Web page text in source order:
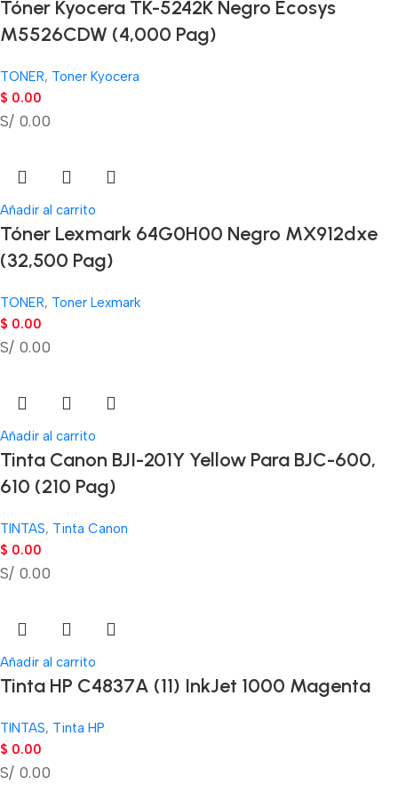
Tóner Kyocera TK-5242K Negro Ecosys
M5526CDW (4,000 Pag)
TONER, Toner Kyocera
$ 0.00
S/ 0.00
Añadir al carrito
Tóner Lexmark 64G0H00 Negro MX912dxe
(32,500 Pag)
TONER, Toner Lexmark
$ 0.00
S/ 0.00
Añadir al carrito
Tinta Canon BJI-201Y Yellow Para BJC-600,
610 (210 Pag)
TINTAS, Tinta Canon
$ 0.00
S/ 0.00
Añadir al carrito
Tinta HP C4837A (11) InkJet 1000 Magenta
TINTAS, Tinta HP
$ 0.00
S/ 0.00